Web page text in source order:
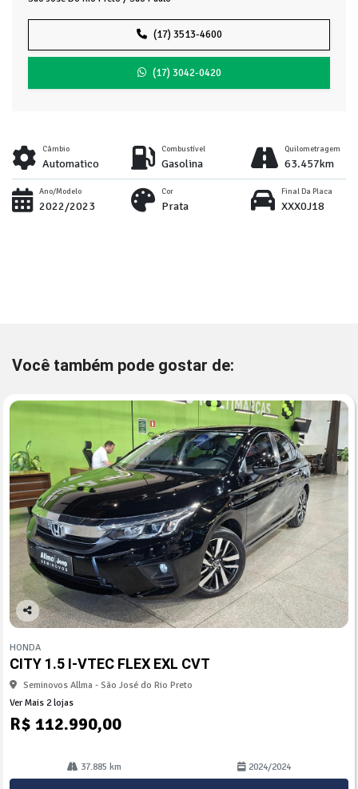
(17) 3513-4600
(17) 3042-0420
Câmbio
Automatico
Combustível
Gasolina
Quilometragem
63.457km
Ano/Modelo
2022/2023
Cor
Prata
Final Da Placa
XXX0J18
Você também pode gostar de:
Co
arti
lhe
HONDA
CITY 1.5 I-VTEC FLEX EXL CVT
Seminovos Allma - São José do Rio Preto
Ver Mais 2 lojas
R$ 112.990,00
37.885 km 2024/2024